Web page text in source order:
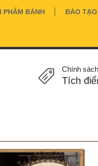
PHẨM BÁNH ĐÀO
Chính sách
Tích